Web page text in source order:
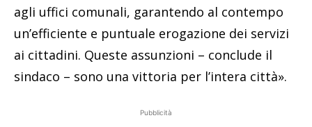
agli uffici comunali, garantendo al contempo
un’efficiente e puntuale erogazione dei servizi
ai cittadini. Queste assunzioni – conclude il
sindaco – sono una vittoria per l’intera città».
Pubblicità